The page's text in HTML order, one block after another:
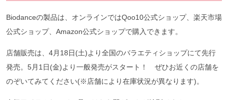
Biodanceの製品は、オンラインではQoo10公式ショップ、楽天市場
公式ショップ、Amazon公式ショップで購入できます。
店舗販売は、4月18日(土)より全国のバラエティショップにて先行
発売。5月1日(金)より一般発売がスタート！ ぜひお近くの店舗を
のぞいてみてください(※店舗により在庫状況が異なります)。